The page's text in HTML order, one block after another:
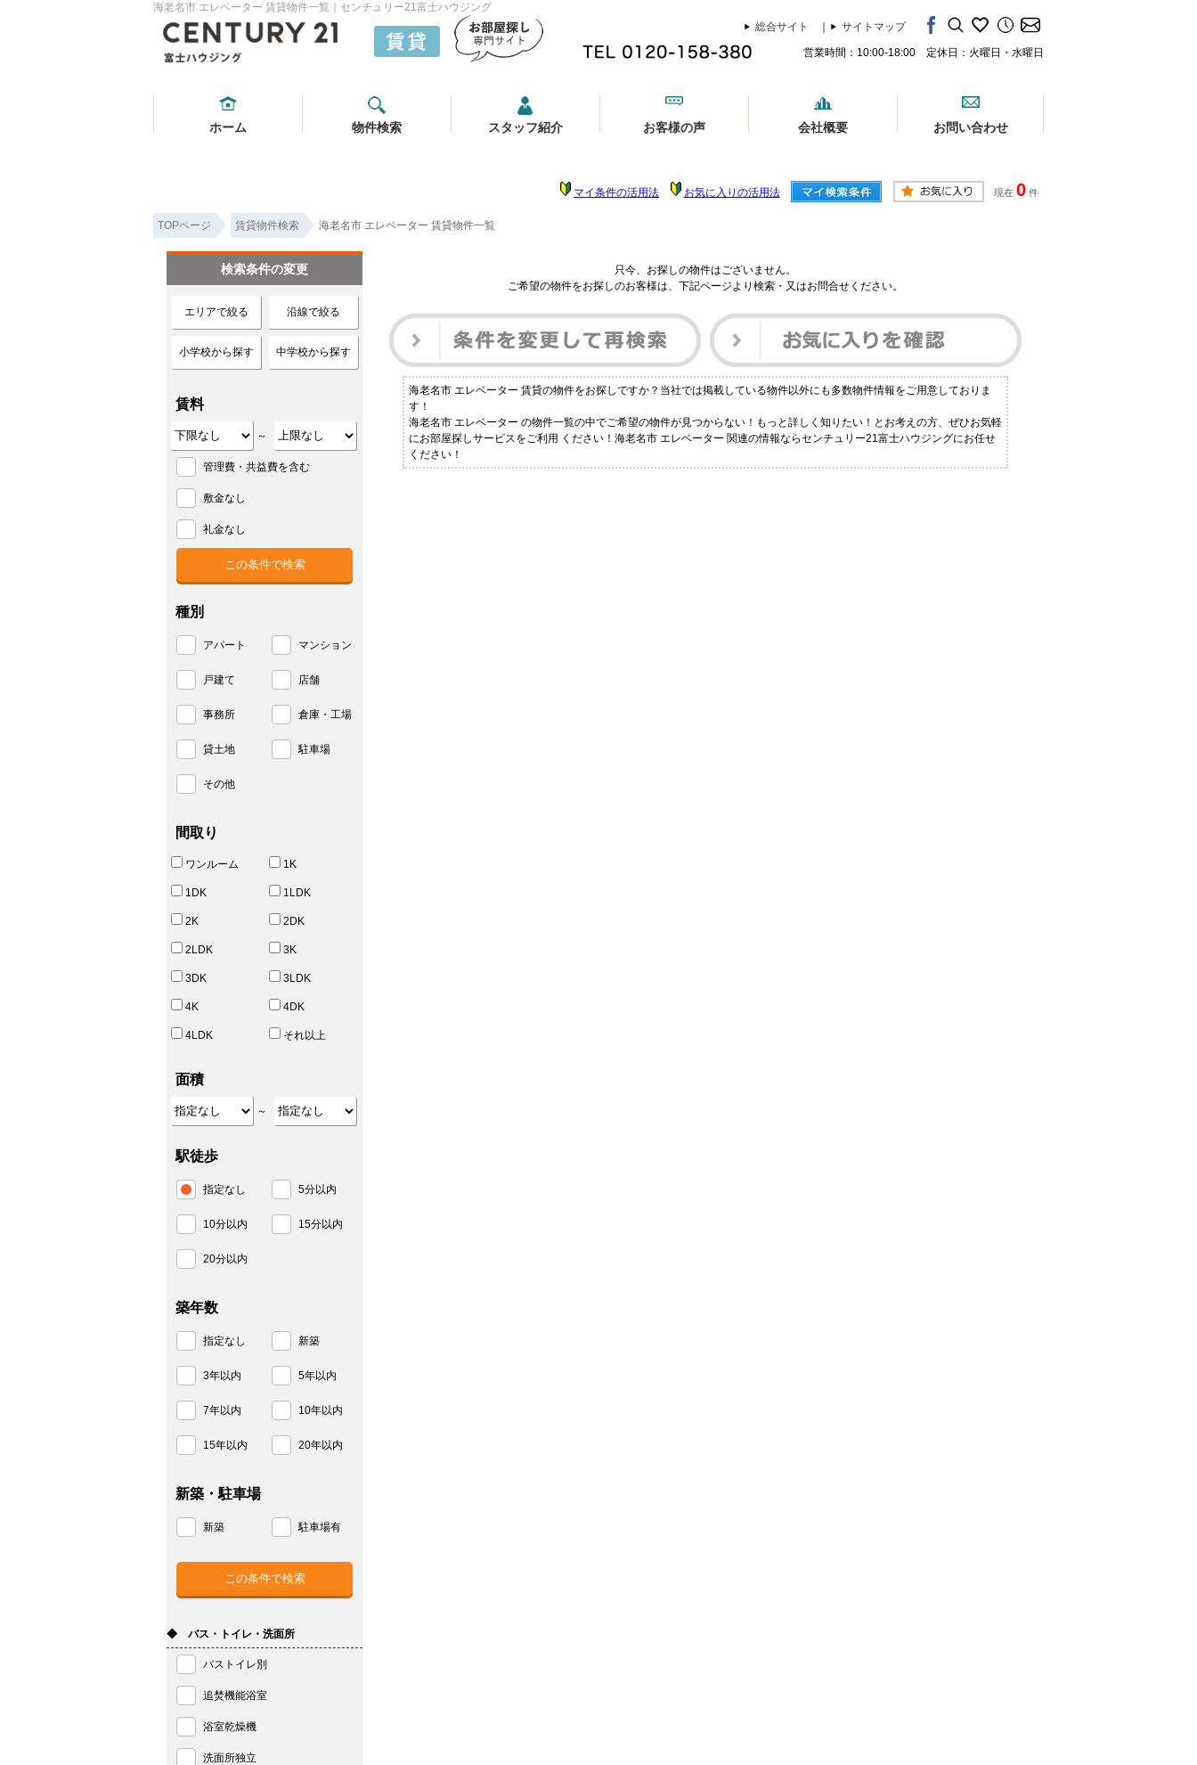
海老名市 エレベーター 賃貸物件一覧｜センチュリー21富士ハウジング
総合サイト
サイトマップ
営業時間：10:00-18:00 定休日：火曜日・水曜日
ホーム 物件検索 スタッフ紹介 お客様の声 会社概要 お問い合わせ
マイ条件の活用法 お気に入りの活用法 現在 0 件
TOPページ 賃貸物件検索 海老名市 エレベーター 賃貸物件一覧
只今、お探しの物件はございません。
ご希望の物件をお探しのお客様は、下記ページより検索・又はお問合せください。
海老名市 エレベーター 賃貸の物件をお探しですか？当社では掲載している物件以外にも多数物件情報をご用意しておりま
す！
海老名市 エレベーター の物件一覧の中でご希望の物件が見つからない！もっと詳しく知りたい！とお考えの方、ぜひお気軽
にお部屋探しサービスをご利用 ください！海老名市 エレベーター 関連の情報ならセンチュリー21富士ハウジングにお任せ
ください！
検索条件の変更
エリアで絞る 沿線で絞る
小学校から探す 中学校から探す
賃料
～
管理費・共益費を含む
敷金なし
礼金なし
種別
アパート マンション
戸建て 店舗
事務所 倉庫・工場
貸土地 駐車場
その他
間取り
ワンルーム 1K
1DK 1LDK
2K 2DK
2LDK 3K
3DK 3LDK
4K 4DK
4LDK それ以上
面積
～
駅徒歩
指定なし 5分以内
10分以内 15分以内
20分以内
築年数
指定なし 新築
3年以内 5年以内
7年以内 10年以内
15年以内 20年以内
新築・駐車場
新築 駐車場有
◆ バス・トイレ・洗面所
バストイレ別
追焚機能浴室
浴室乾燥機
洗面所独立